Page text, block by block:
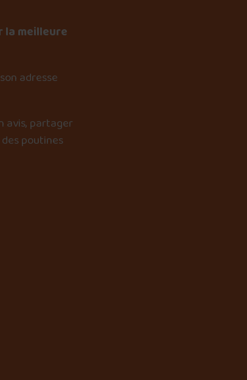
la meilleure
adresse
avis, partager
poutines